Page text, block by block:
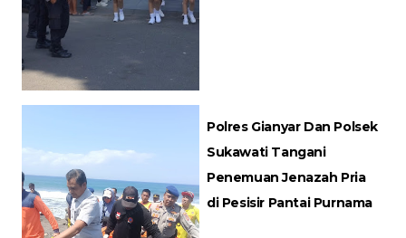
Polres Gianyar Dan Polsek
Sukawati Tangani
Penemuan Jenazah Pria
di Pesisir Pantai Purnama